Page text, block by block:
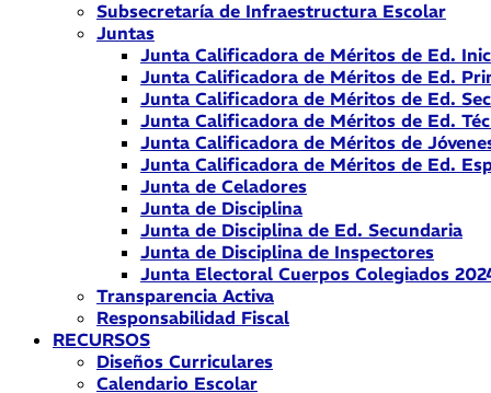
Subsecretaría de Infraestructura Escolar
Juntas
Junta Calificadora de Méritos de Ed.
Junta Calificadora de Méritos de Ed.
Junta Calificadora de Méritos de Ed.
Junta Calificadora de Méritos de Ed.
Junta Calificadora de Méritos de
Junta Calificadora de Méritos de Ed.
Junta de Celadores
Junta de Disciplina
Junta de Disciplina de Ed. Secundaria
Junta de Disciplina de Inspectores
Junta Electoral Cuerpos Colegiados
Transparencia Activa
Responsabilidad Fiscal
RECURSOS
Diseños Curriculares
Calendario Escolar